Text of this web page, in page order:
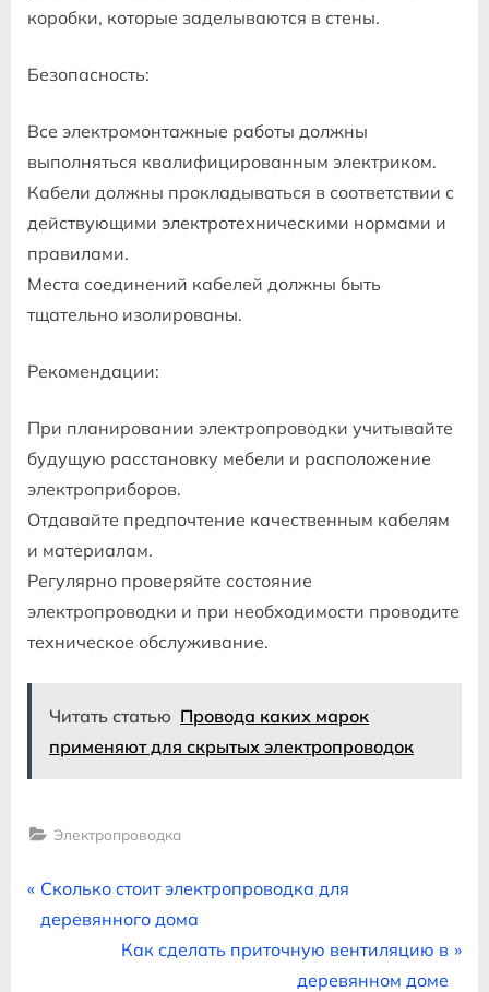
коробки, которые заделываются в стены.
Безопасность:
Все электромонтажные работы должны
выполняться квалифицированным электриком.
Кабели должны прокладываться в соответствии с
действующими электротехническими нормами и
правилами.
Места соединений кабелей должны быть
тщательно изолированы.
Рекомендации:
При планировании электропроводки учитывайте
будущую расстановку мебели и расположение
электроприборов.
Отдавайте предпочтение качественным кабелям
и материалам.
Регулярно проверяйте состояние
электропроводки и при необходимости проводите
техническое обслуживание.
Читать статью Провода каких марок
применяют для скрытых электропроводок
Электропроводка
Навигация
по
P
r
Сколько стоит электропроводка для
деревянного дома
N
Как сделать приточную вентиляцию в
деревянном доме